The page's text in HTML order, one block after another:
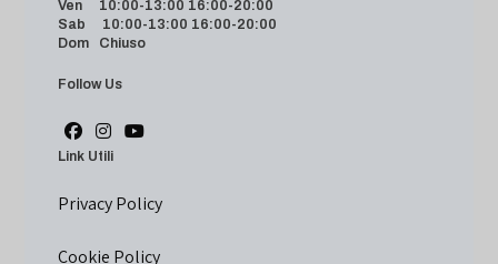
Ven 10:00-13:00 16:00-20:00
Sab 10:00-13:00 16:00-20:00
Dom Chiuso
Follow Us
Link Utili
Privacy Policy
Cookie Policy